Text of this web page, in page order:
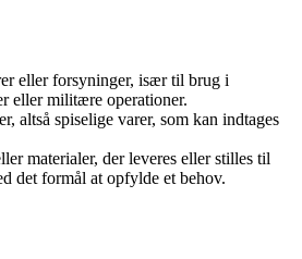
eller forsyninger, især til brug i
eller militære operationer.
altså spiselige varer, som kan indtages
materialer, der leveres eller stilles til
det formål at opfylde et behov.